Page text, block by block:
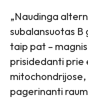
„Naudinga
subalansuotas B
taip pat –
prisidedanti prie
mitochondrijose,
pagerinanti